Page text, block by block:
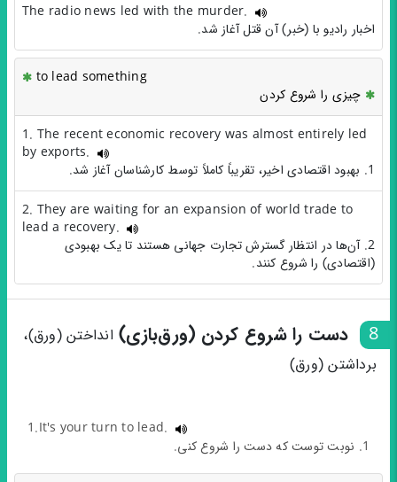
The radio news led with the murder.
اخبار رادیو با (خبر) آن قتل آغاز شد.
to lead something
چیزی را شروع کردن
1. The recent economic recovery was almost entirely led
by exports.
1. بهبود اقتصادی اخیر، تقریباً کاملاً توسط کارشناسان آغاز شد.
2. They are waiting for an expansion of world trade to
lead a recovery.
2. آن‌ها در انتظار گسترش تجارت جهانی هستند تا یک بهبودی
(اقتصادی) را شروع کنند.
8 دست را شروع کردن (ورق‌بازی) انداختن (ورق)،
برداشتن (ورق)
1.It's your turn to lead.
1. نوبت توست که دست را شروع کنی.